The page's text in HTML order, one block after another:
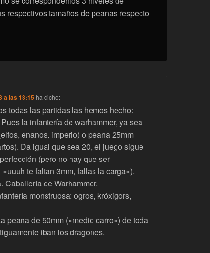
respectivos tamaños de peanas respecto
a las 13:15 ha dicho:
todas las partidas las hemos hecho:
la infantería de warhammer, ya sea
enanos, imperio) o peana 25mm
Da igual que sea 20, el juego sigue
(pero no hay que ser
te faltan 3mm, fallas la carga»).
Caballería de Warhammer.
monstruosa: ogros, króxigors,
peana de 50mm («medio carro») de toda
iban los dragones.